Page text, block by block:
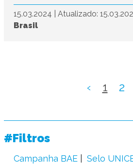
15.03.2024 Atualizado:
Brasil
‹ 1 2
#Filtros
Campanha BAE Selo